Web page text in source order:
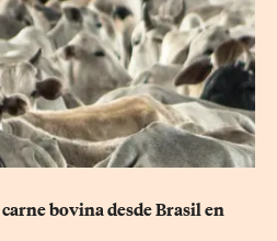
bovina desde Brasil en